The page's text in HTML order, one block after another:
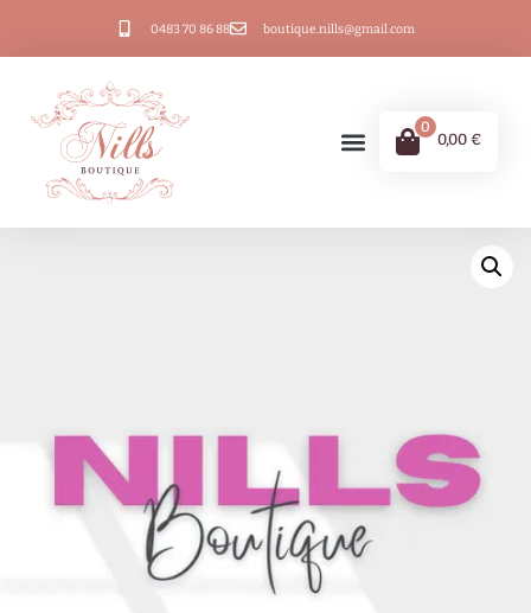
0483 70 86 88 boutique.nills@gmail.com
0
0,00 €